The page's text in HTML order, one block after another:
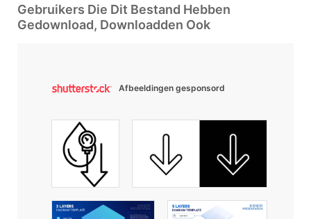
Gebruikers Die Dit Bestand Hebben
Gedownload, Downloadden Ook
Afbeeldingen gesponsord